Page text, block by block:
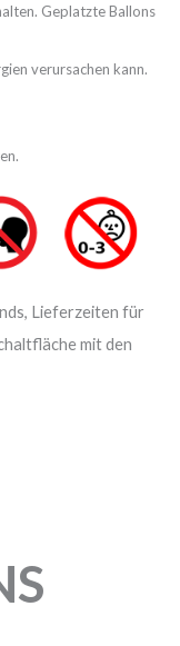
Geplatzte Ballons
verursachen kann.
Lieferzeiten für
mit den